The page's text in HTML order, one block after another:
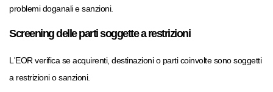
problemi doganali e sanzioni.
Screening delle parti soggette a restrizioni
L'EOR verifica se acquirenti, destinazioni o parti coinvolte sono soggetti
a restrizioni o sanzioni.